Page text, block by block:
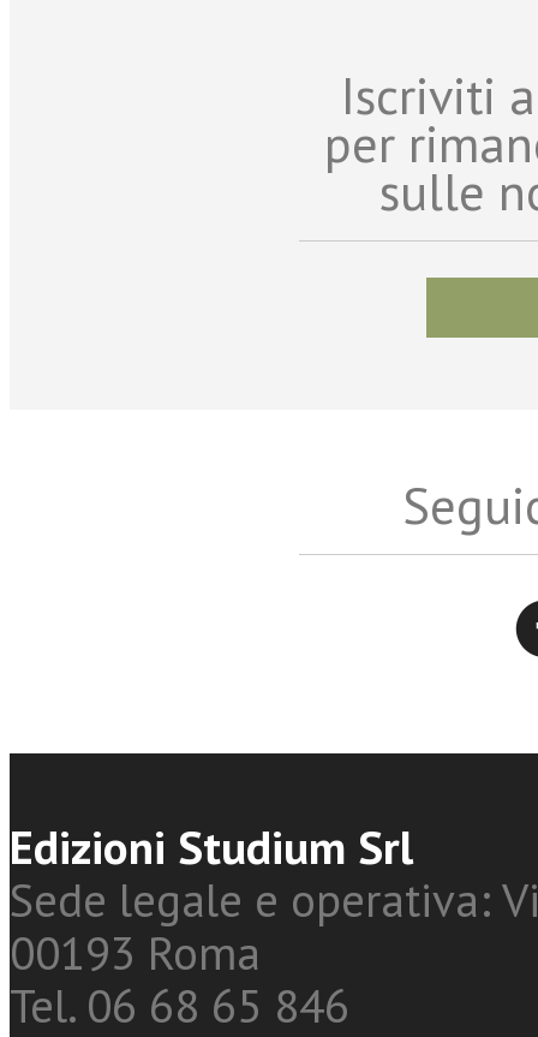
Iscriviti
per
sulle
Edizioni Studium Srl
Sede legale e operativa:
00193 Roma
Tel. 06 68 65 846